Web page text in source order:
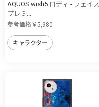
AQUOS wish5 ロディ - フェイス
プレミ...
参考価格￥5,980
キャラクター